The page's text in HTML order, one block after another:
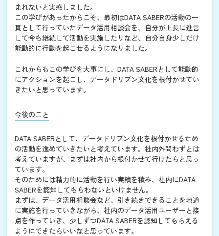
まれないと実感しました。
この学びがあったからこそ、最初はDATA SABERの活動の一
貫として行っていたデータ活用相談会を、自分が上長に進言
して今も継続して活動を実施したりなど、自分自身少しだけ
能動的に行動を起こせるようになりました。
これからもこの学びを大事にし、DATA SABERとして能動的
にアクションを起こし、データドリブン文化を根付かせてい
きたいと思っています。
今後のこと
DATA SABERとして、データドリブン文化を根付かせるため
の活動を進めていきたいと考えています。社内外問わずとは
考えていますが、まずは社内から根付かせて行けたらと思っ
ています。
そのためには精力的に活動を行い実績を積み、社内にDATA
SABERを認知してもらわないといけません。
まずは、データ活用相談会など、引き続きできることを地道
に実施を行っていきながら、社内のデータ活用ユーザーと接
点を作っていき、少しずつDATA SABERを認知してもらえる
ようにできたらいいなと思っています。